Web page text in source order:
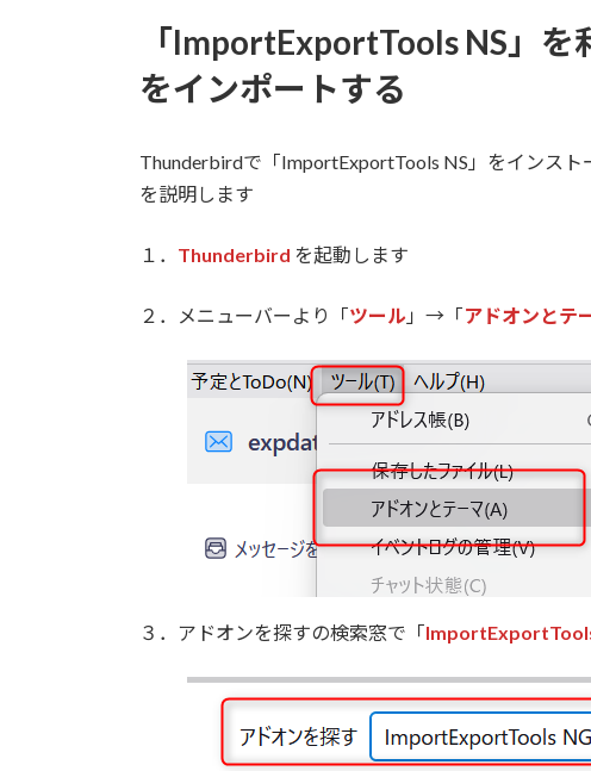
「ImportExportTools NS」
をインポートする
Thunderbirdで「ImportExportTools NS」をインス
を説明します
１． Thunderbird を起動します
２．メニューバーより「ツール 」→「アドオンとテ
３．アドオンを探すの検索窓で「